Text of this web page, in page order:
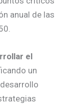
anual de las
el
un